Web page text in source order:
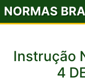
NORMAS
Instrução
4